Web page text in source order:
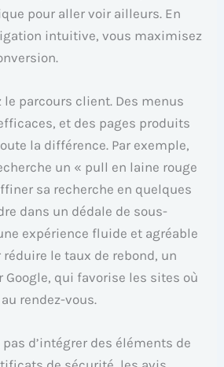
pour aller voir ailleurs. En
intuitive, vous maximisez
le parcours client. Des menus
et des pages produits
la différence. Par exemple,
un « pull en laine rouge
sa recherche en quelques
dans un dédale de sous-
expérience fluide et agréable
le taux de rebond, un
qui favorise les sites où
rendez-vous.
d’intégrer des éléments de